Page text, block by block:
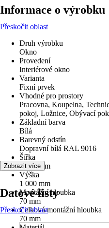
Informace o výrobku
Přeskočit oblast
Druh výrobku
Okno
Provedení
Interiérové okno
Varianta
Fixní prvek
Vhodné pro prostory
Pracovna, Koupelna,
pokoj, Ložnice, Obývací
Základní barva
Bílá
Barevný odstín
Dopravní bílá RAL 9016
Šířka
1 400 mm
Výška
1 000 mm
Montážní hloubka
70 mm
Celková montážní hloubka
70 mm
Zobrazit více
Datové listy
Přeskočit oblast